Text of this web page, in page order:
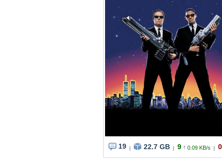
19 22.7 GB 9 ↑ 0.09 KB/s 0